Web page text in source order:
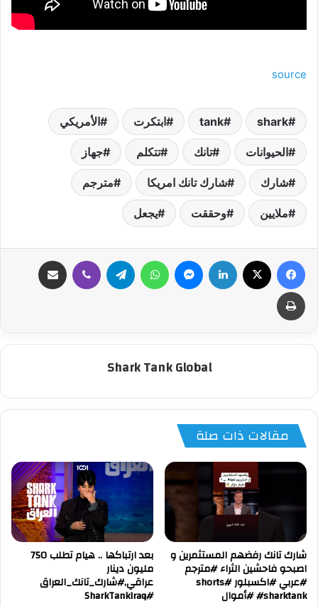
source
shark
tank ابتكرت الأمريكي
الحيوانات تانك تتكلم جهاز
شارك شارك تانك امريكا مترجم
ملايين وحققت يجعل
فيسبوك لينكدإن ماسنجر واتساب تيلقرام ڤايبر
طباعة
Shark Tank Global
مقالات ذات صلة
شارك تانك رفضهم المستثمرين و
اصبحو فاحشين الثراء #مترجم
#عربي #اكسبلور #shorts
#sharktank #أموال
بعد ارتباكها .. هيام تطلب 750
مليون دينار
عراقي,#شارك_تانك_العراق
#SharkTankIraq